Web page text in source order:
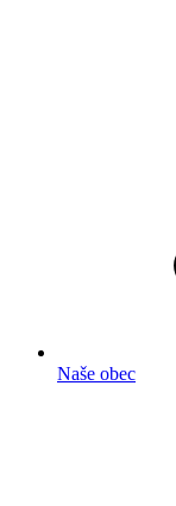
Naše obec